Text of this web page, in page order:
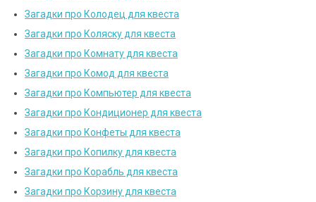
Загадки про Колодец для квеста
Загадки про Коляску для квеста
Загадки про Комнату для квеста
Загадки про Комод для квеста
Загадки про Компьютер для квеста
Загадки про Кондиционер для квеста
Загадки про Конфеты для квеста
Загадки про Копилку для квеста
Загадки про Корабль для квеста
Загадки про Корзину для квеста